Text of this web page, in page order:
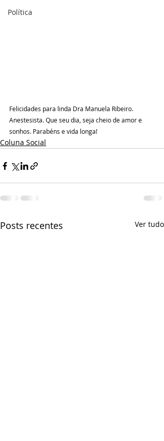
Política
Felicidades para linda Dra Manuela Ribeiro.
Anestesista. Que seu dia, seja cheio de amor e
sonhos. Parabéns e vida longa!
Coluna Social
Posts recentes Ver tudo